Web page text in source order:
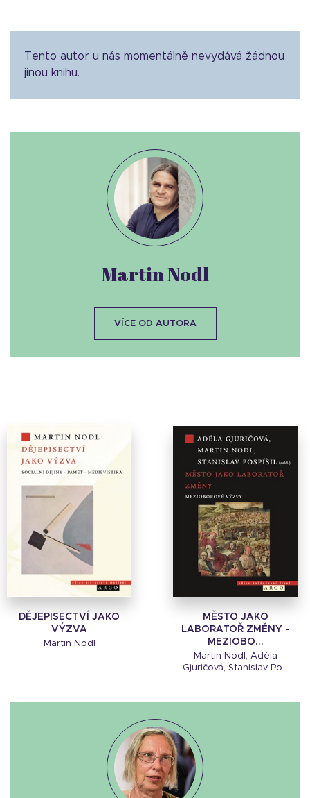
Tento autor u nás momentálně nevydává žádnou
jinou knihu.
DĚJEPISECTVÍ JAKO
VÝZVA
Martin Nodl
MĚSTO JAKO
LABORATOŘ ZMĚNY -
MEZIOBO...
Martin Nodl, Adéla
Gjuričová, Stanislav Po...
Martin Nodl
VÍCE OD AUTORA